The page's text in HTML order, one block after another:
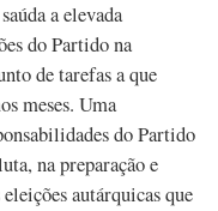
a elevada
do Partido na
de tarefas a que
meses. Uma
do Partido
na preparação e
autárquicas que